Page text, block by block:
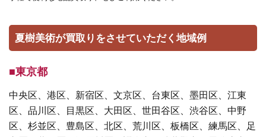
夏樹美術が買取りをさせていただく地域例
■東京都
中央区、港区、新宿区、文京区、台東区、墨田区、江東
区、品川区、目黒区、大田区、世田谷区、渋谷区、中野
区、杉並区、豊島区、北区、荒川区、板橋区、練馬区、足